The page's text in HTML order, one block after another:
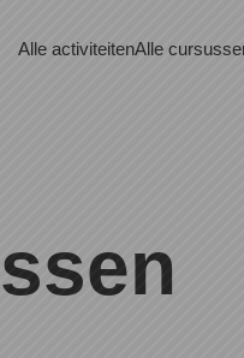
Alle activiteitenAlle